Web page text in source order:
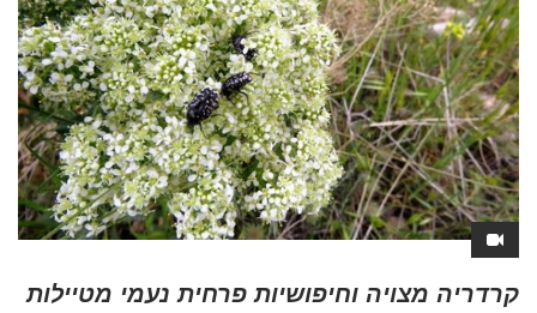
קרדריה מצויה וחיפושיות פרחית נעמי מטיילות